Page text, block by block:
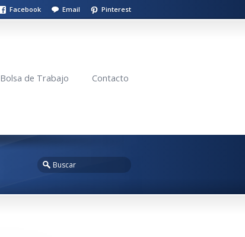
Facebook Email Pinterest
Bolsa de Trabajo Contacto